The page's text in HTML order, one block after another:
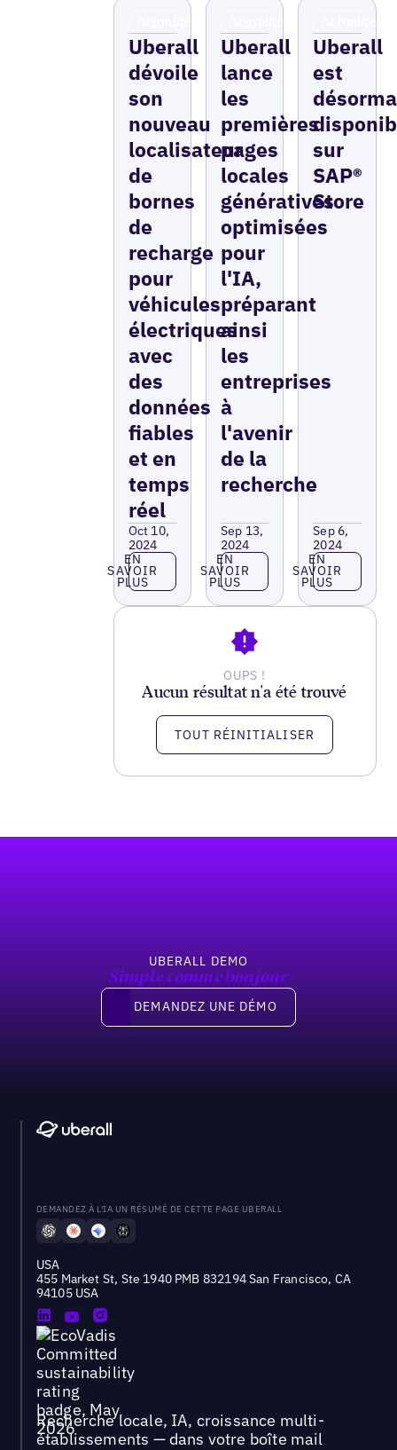
Uberall
dévoile
son
nouveau
localisateur
de
bornes
de
recharge
pour
véhicules
électriques
avec
des
données
fiables
et en
temps
réel
Oct 10,
2024
En savoir plus
EN
SAVOIR
PLUS
Uberall
lance
les
premières
pages
locales
génératives
optimisées
pour
l'IA,
préparant
ainsi
les
entreprises
à
l'avenir
de la
recherche
Sep 13,
2024
En savoir plus
EN
SAVOIR
PLUS
Uberall
est
sur
SAP®
Store
Sep 6,
2024
En savoir
EN
SAVOIR
PLUS
OUPS !
Aucun résultat n'a été trouvé
TOUT RÉINITIALISER
UBERALL DEMO
Simple comme bonjour
Demandez une démo
DEMANDEZ UNE DÉMO
DEMANDEZ À L'IA UN RÉSUMÉ DE CETTE PAGE UBERALL
USA
455 Market St, Ste 1940 PMB 832194 San Francisco, CA
94105 USA
Recherche locale, IA, croissance multi-
établissements — dans votre boîte mail